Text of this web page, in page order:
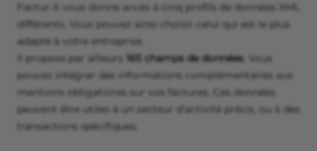
Factur-X vous donne accès à cinq profils de données XML
différents. Vous pouvez ainsi choisir celui qui est le plus
adapté à votre entreprise.
Il propose par ailleurs 165 champs de données. Vous
pouvez intégrer des informations complémentaires aux
mentions obligatoires sur vos factures. Ces données
peuvent être utiles à un secteur d’activité précis, ou à des
transactions spécifiques.